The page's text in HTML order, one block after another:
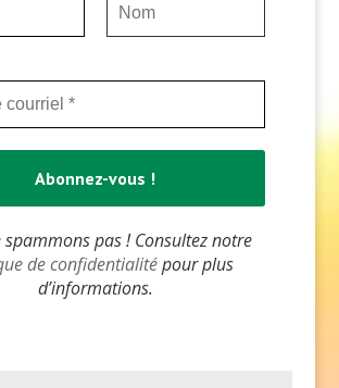
spammons pas ! Consultez notre
de confidentialitépour plus
d’informations.